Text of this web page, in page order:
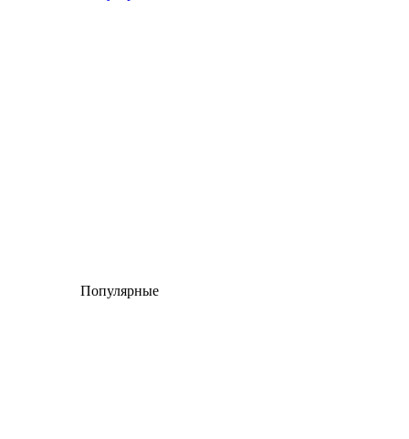
Популярные